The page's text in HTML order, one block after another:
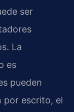
ser
La
es
pueden
por escrito, el